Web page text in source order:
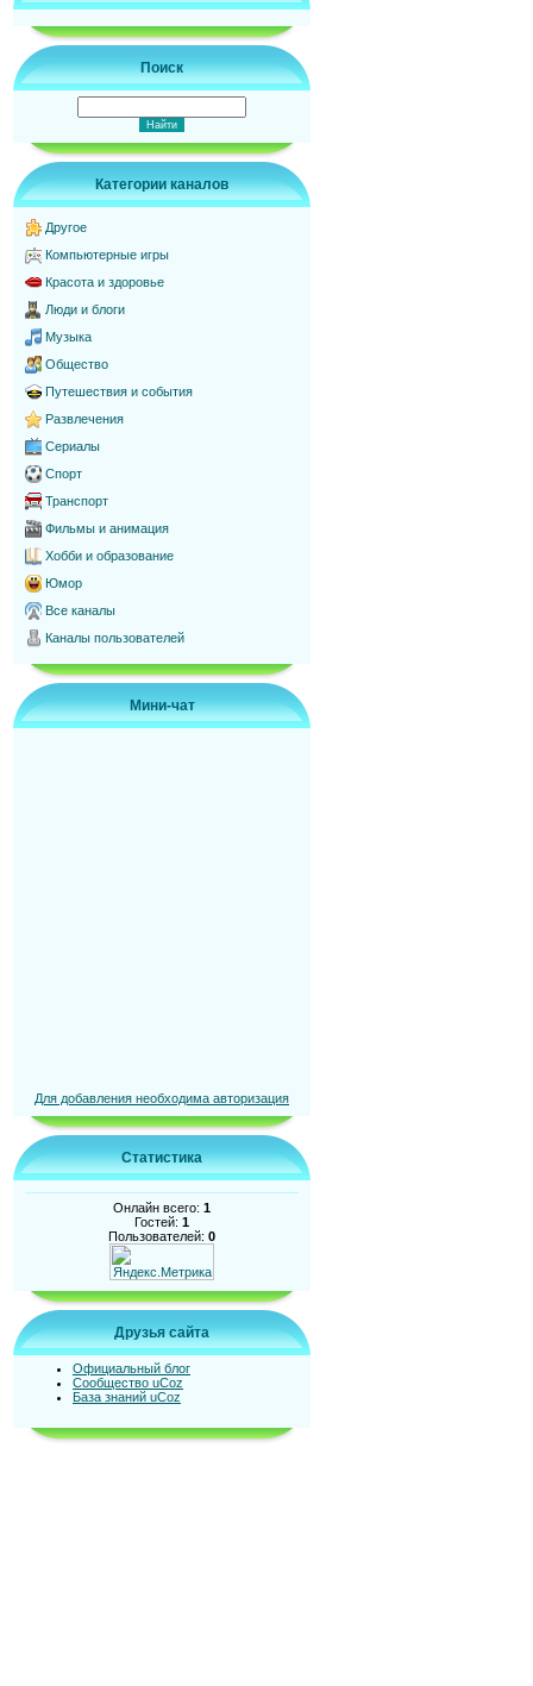
Поиск
Категории каналов
Другое
Компьютерные игры
Красота и здоровье
Люди и блоги
Музыка
Общество
Путешествия и события
Развлечения
Сериалы
Спорт
Транспорт
Фильмы и анимация
Хобби и образование
Юмор
Все каналы
Каналы пользователей
Мини-чат
Для добавления необходима авторизация
Статистика
Онлайн всего: 1
Гостей: 1
Пользователей: 0
Друзья сайта
Официальный блог
Сообщество uCoz
База знаний uCoz